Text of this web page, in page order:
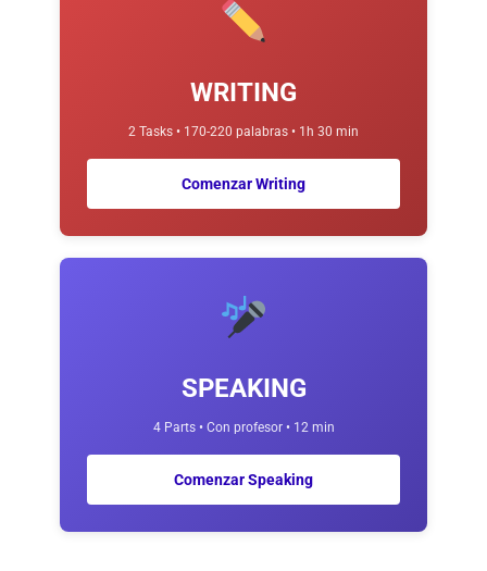
WRITING
2 Tasks • 170-220 palabras • 1h 30 min
Comenzar Writing
SPEAKING
4 Parts • Con profesor • 12 min
Comenzar Speaking